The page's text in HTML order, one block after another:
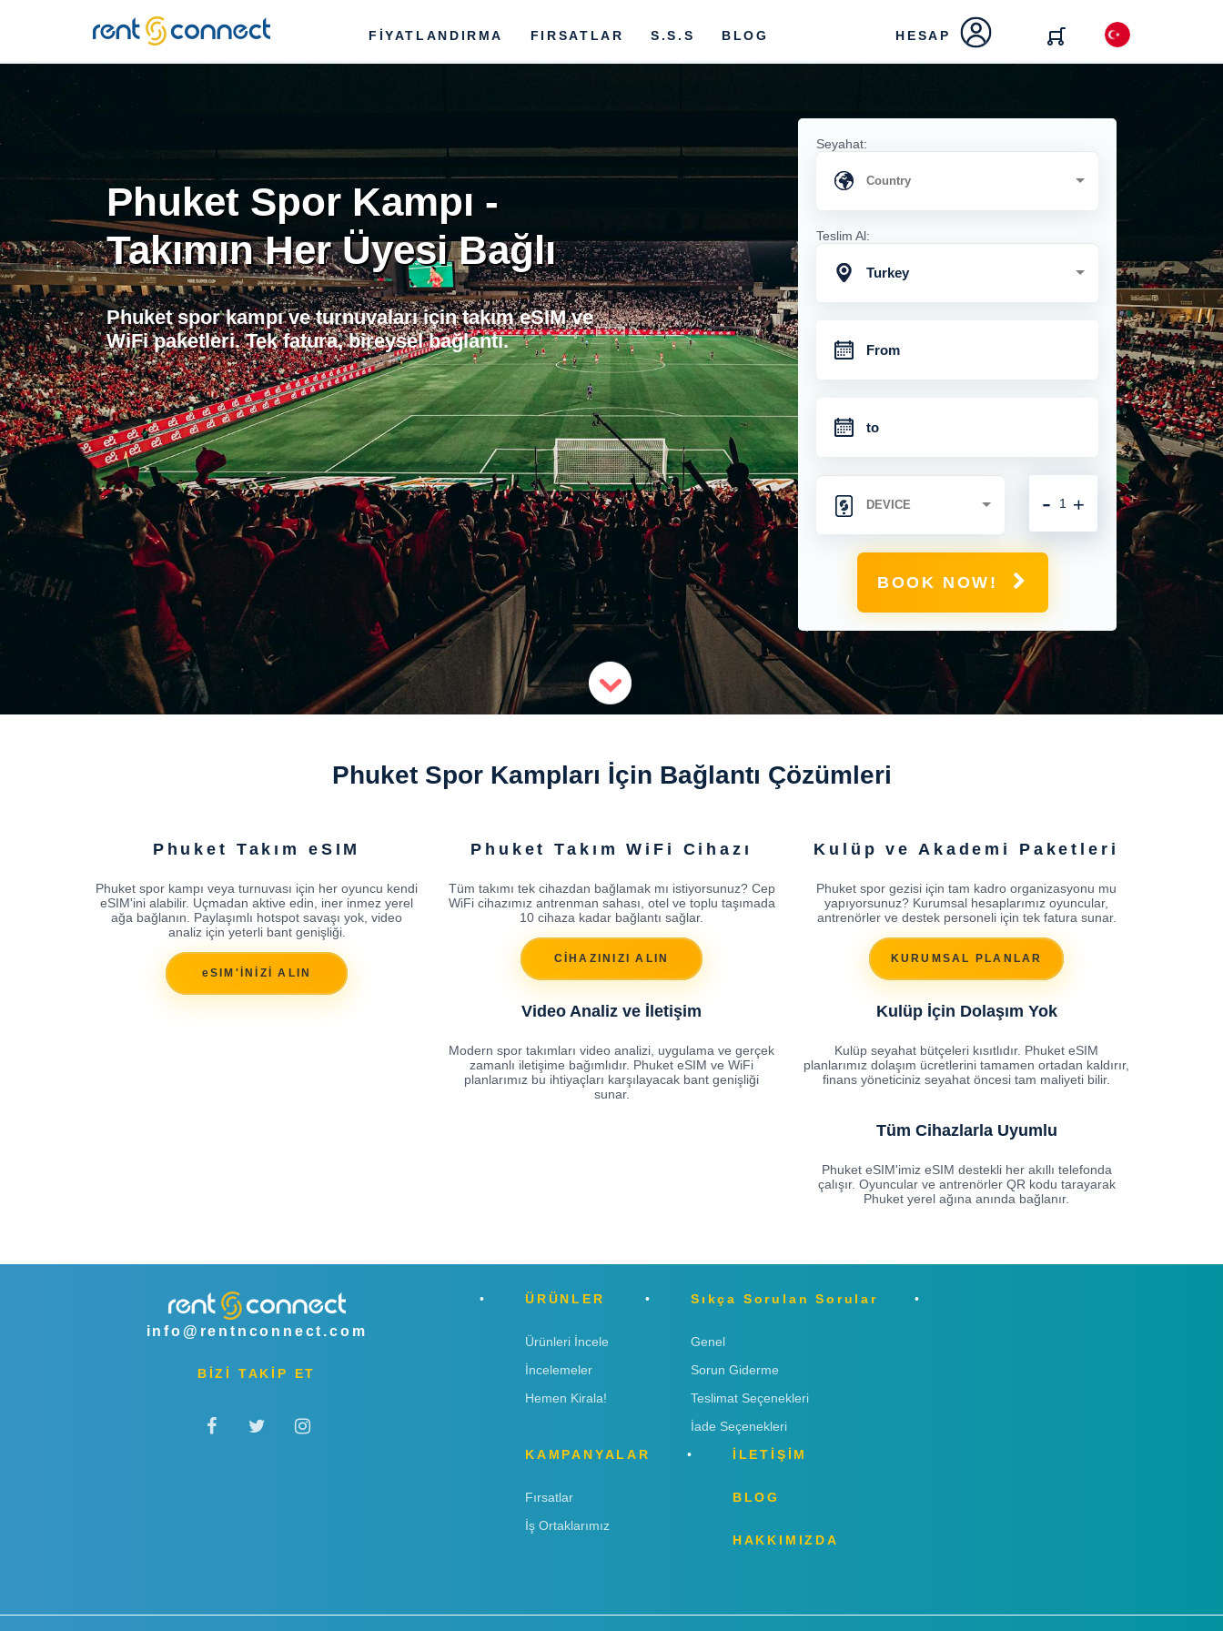
RENT'N
CONNECT
FİYATLANDIRMA FIRSATLAR S.S.S BLOG HESAP
Phuket Spor Kampı -
Takımın Her Üyesi Bağlı
Phuket spor kampı ve turnuvaları için takım eSIM ve
WiFi paketleri. Tek fatura, bireysel bağlantı.
Seyahat:
Teslim Al:
Turkey
+
-
BOOK NOW!
Phuket Spor Kampları İçin Bağlantı Çözümleri
Phuket Takım eSIM
Phuket spor kampı veya turnuvası için her oyuncu kendi
eSIM'ini alabilir. Uçmadan aktive edin, iner inmez yerel
ağa bağlanın. Paylaşımlı hotspot savaşı yok, video
analiz için yeterli bant genişliği.
eSIM'İNİZİ ALIN
Phuket Takım WiFi Cihazı
Tüm takımı tek cihazdan bağlamak mı istiyorsunuz? Cep
WiFi cihazımız antrenman sahası, otel ve toplu taşımada
10 cihaza kadar bağlantı sağlar.
CİHAZINIZI ALIN
Kulüp ve Akademi Paketleri
Phuket spor gezisi için tam kadro organizasyonu mu
yapıyorsunuz? Kurumsal hesaplarımız oyuncular,
antrenörler ve destek personeli için tek fatura sunar.
KURUMSAL PLANLAR
Video Analiz ve İletişim
Modern spor takımları video analizi, uygulama ve gerçek
zamanlı iletişime bağımlıdır. Phuket eSIM ve WiFi
planlarımız bu ihtiyaçları karşılayacak bant genişliği
sunar.
Kulüp İçin Dolaşım Yok
Kulüp seyahat bütçeleri kısıtlıdır. Phuket eSIM
planlarımız dolaşım ücretlerini tamamen ortadan kaldırır,
finans yöneticiniz seyahat öncesi tam maliyeti bilir.
Tüm Cihazlarla Uyumlu
Phuket eSIM'imiz eSIM destekli her akıllı telefonda
çalışır. Oyuncular ve antrenörler QR kodu tarayarak
Phuket yerel ağına anında bağlanır.
info@rentnconnect.com
BİZİ TAKİP ET
ÜRÜNLER
Ürünleri İncele
İncelemeler
Hemen Kirala!
Sıkça Sorulan Sorular
Genel
Sorun Giderme
Teslimat Seçenekleri
İade Seçenekleri
KAMPANYALAR
Fırsatlar
İş Ortaklarımız
İLETİŞİM
BLOG
HAKKIMIZDA